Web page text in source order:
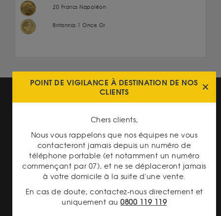
20 Francs Napoléon
Britannia 1 Once Or
TRANSPARENCE DES
PRIX
POINT DE VIGILANCE À DESTINATION DE NOS
CLIENTS
Chers clients,
Nous vous rappelons que nos équipes ne vous
contacteront jamais depuis un numéro de
téléphone portable (et notamment un numéro
commençant par 07), et ne se déplaceront jamais
à votre domicile à la suite d'une vente.
En cas de doute, contactez-nous directement et
uniquement au 0800 119 119